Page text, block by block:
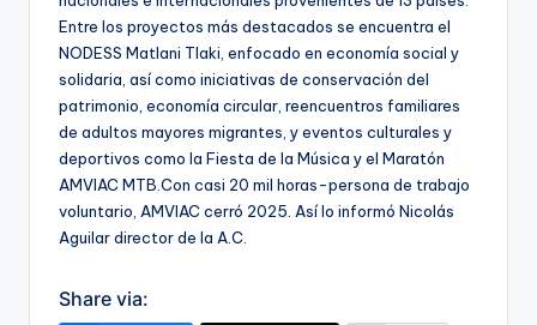
Entre los proyectos más destacados se encuentra el
NODESS Matlani Tlaki, enfocado en economía social y
solidaria, así como iniciativas de conservación del
patrimonio, economía circular, reencuentros familiares
de adultos mayores migrantes, y eventos culturales y
deportivos como la Fiesta de la Música y el Maratón
AMVIAC MTB.Con casi 20 mil horas-persona de trabajo
voluntario, AMVIAC cerró 2025. Así lo informó Nicolás
Aguilar director de la A.C.
Share via: